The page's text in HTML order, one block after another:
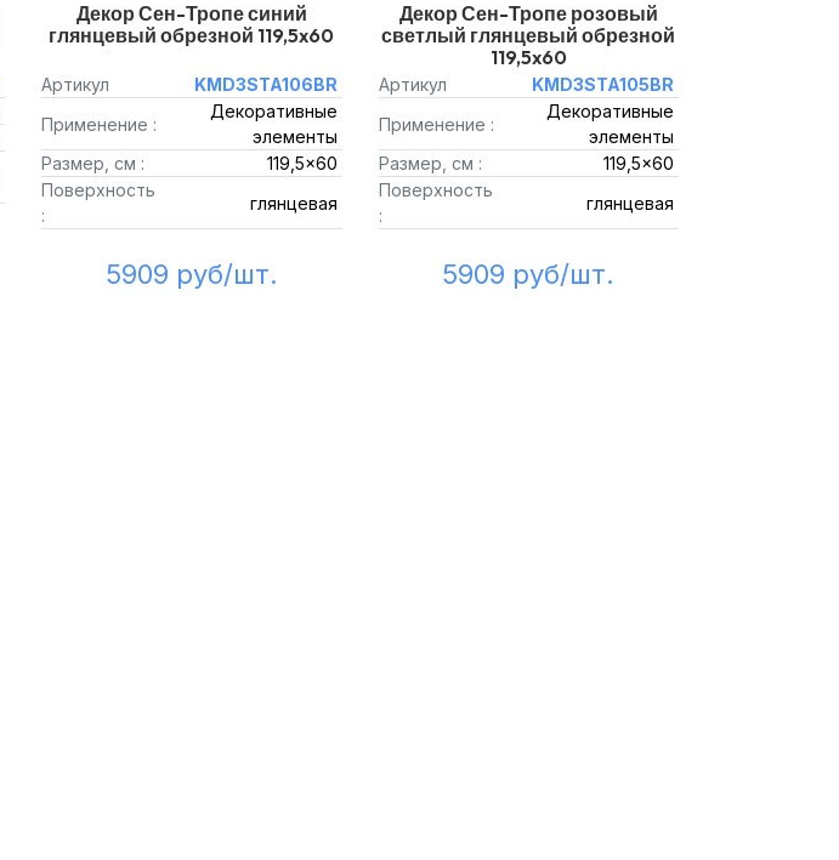
Декор Сен-Тропе синий
глянцевый обрезной 119,5x60
Артикул
KMD3STA106BR
Применение :
Декоративные
элементы
Размер, см :
119,5x60
Поверхность
:
глянцевая
5909 руб/шт.
Декор Сен-Тропе розовый
светлый глянцевый обрезной
119,5x60
Артикул
KMD3STA105BR
Применение :
Декоративные
элементы
Размер, см :
119,5x60
Поверхность
:
глянцевая
5909 руб/шт.